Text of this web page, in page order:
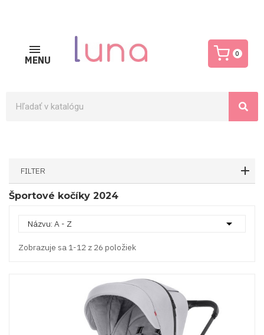
MENU
0
FILTER
Športové kočíky 2024
Názvu: A - Z 
Zobrazuje sa 1-12 z 26 položiek